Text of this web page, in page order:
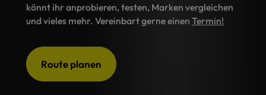
könnt ihr anprobieren, testen, Marken vergleichen
und vieles mehr. Vereinbart gerne einen Termin!
Route planen